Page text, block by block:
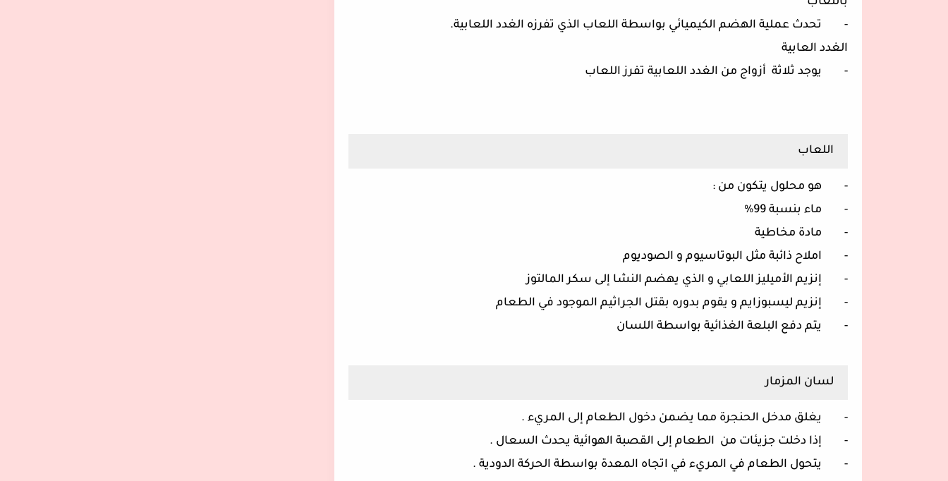
- تحدث عملية الهضم الكيميائي بواسطة اللعاب الذي تفرزه الغدد اللعابية.
الغدد العابية
- يوجد ثلاثة أزواج من الغدد اللعابية تفرز اللعاب
اللعاب
- هو محلول يتكون من :
- ماء بنسبة 99%
- مادة مخاطية
- املاح ذائبة مثل البوتاسيوم و الصوديوم
- إنزيم الأميليز اللعابي و الذي يهضم النشا إلى سكر المالتوز
- إنزيم ليسبوزايم و يقوم بدوره بقتل الجراثيم الموجود في الطعام
- يتم دفع البلعة الغذائية بواسطة اللسان
لسان المزمار
- يغلق مدخل الحنجرة مما يضمن دخول الطعام إلى المريء .
- إذا دخلت جزيئات من الطعام إلى القصبة الهوائية يحدث السعال .
- يتحول الطعام في المريء في اتجاه المعدة بواسطة الحركة الدودية .